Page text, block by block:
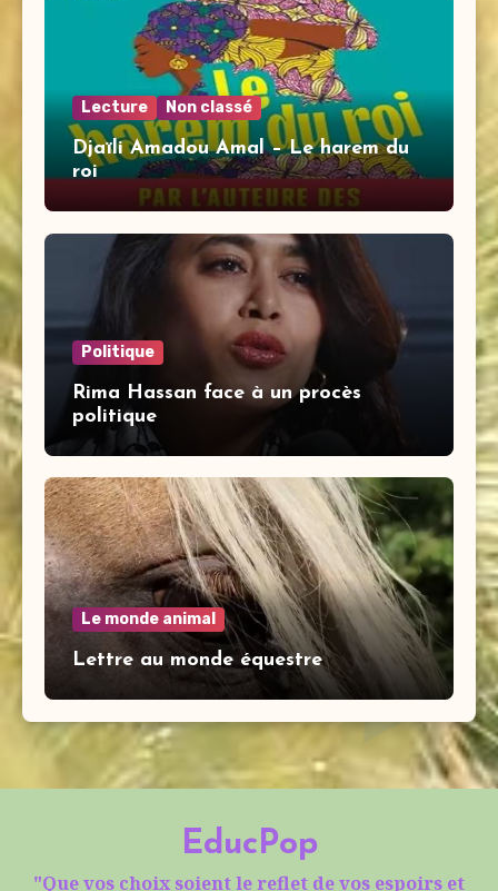
Lecture Non classé
Djaïli Amadou Amal – Le harem du
roi
Politique
Rima Hassan face à un procès
politique
Le monde animal
Lettre au monde équestre
EducPop
"Que vos choix soient le reflet de vos espoirs et